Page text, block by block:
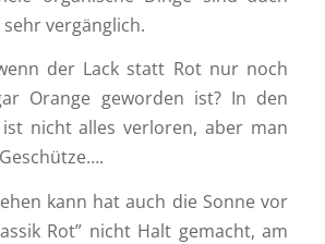
vergänglich.
der Lack statt Rot nur noch
Orange geworden ist? In den
nicht alles verloren, aber man
kann hat auch die Sonne vor
Rot” nicht Halt gemacht, am